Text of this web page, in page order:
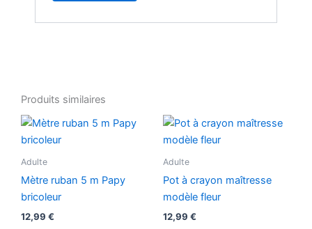
Produits similaires
Adulte
Mètre ruban 5 m Papy
bricoleur
12,99 €
Adulte
Pot à crayon maîtresse
modèle fleur
12,99 €